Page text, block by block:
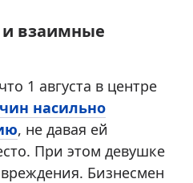
и взаимные
1 августа в центре
насильно
, не давая ей
При этом девушке
Бизнесмен